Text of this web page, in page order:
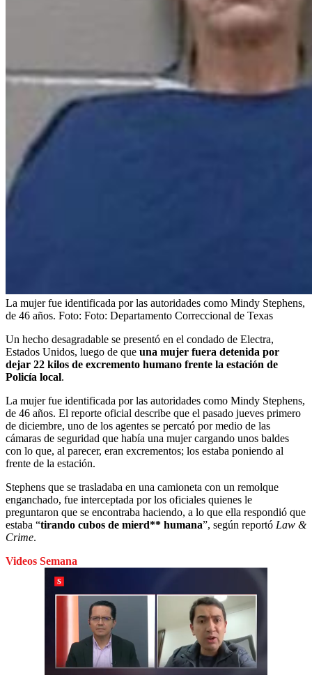
La mujer fue identificada por las autoridades como Mindy Stephens,
de 46 años. Foto: Foto: Departamento Correccional de Texas
Un hecho desagradable se presentó en el condado de Electra,
Estados Unidos, luego de que una mujer fuera detenida por
dejar 22 kilos de excremento humano frente la estación de
Policía local.
La mujer fue identificada por las autoridades como Mindy Stephens,
de 46 años. El reporte oficial describe que el pasado jueves primero
de diciembre, uno de los agentes se percató por medio de las
cámaras de seguridad que había una mujer cargando unos baldes
con lo que, al parecer, eran excrementos; los estaba poniendo al
frente de la estación.
Stephens que se trasladaba en una camioneta con un remolque
enganchado, fue interceptada por los oficiales quienes le
preguntaron que se encontraba haciendo, a lo que ella respondió que
estaba “tirando cubos de mierd** humana”, según reportó Law &
Crime.
Videos Semana